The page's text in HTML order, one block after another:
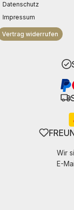
Datenschutz
Impressum
Vertrag widerrufen
Wir
E-